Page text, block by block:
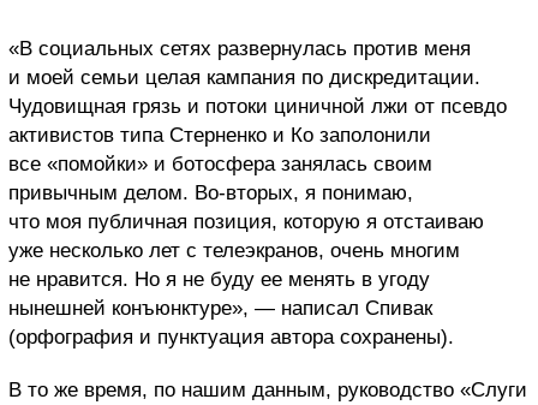
«В социальных сетях развернулась против меня
и моей семьи целая кампания по дискредитации.
Чудовищная грязь и потоки циничной лжи от псевдо
активистов типа Стерненко и Ко заполонили
все «помойки» и ботосфера занялась своим
привычным делом. Во-вторых, я понимаю,
что моя публичная позиция, которую я отстаиваю
уже несколько лет с телеэкранов, очень многим
не нравится. Но я не буду ее менять в угоду
нынешней конъюнктуре», — написал Спивак
(орфография и пунктуация автора сохранены).
В то же время, по нашим данным, руководство «Слуги